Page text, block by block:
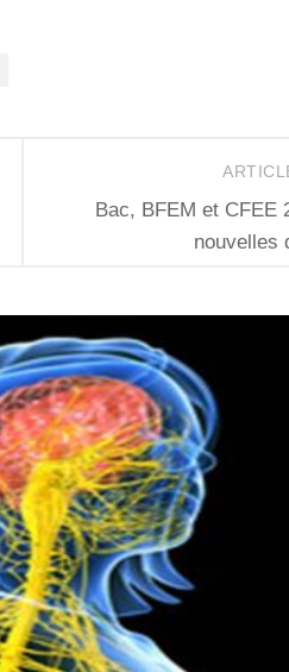
Bac, BFEM et CFEE
nouvelles